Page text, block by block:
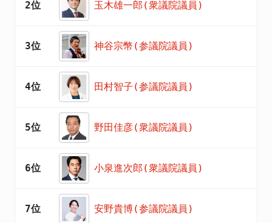
2位 玉木雄一郎(衆議院議員)
3位 神谷宗幣(参議院議員)
4位 田村智子(参議院議員)
5位 野田佳彦(衆議院議員)
6位 小泉進次郎(衆議院議員)
7位 安野貴博(参議院議員)